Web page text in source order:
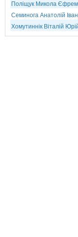
Поліщук Микола
Семинога Анатолій
Хомутиннік Віталій